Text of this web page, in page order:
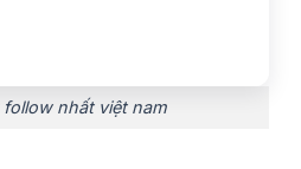
nhất việt nam